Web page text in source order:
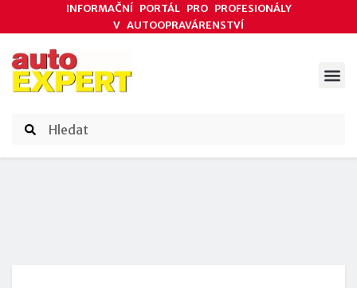
INFORMAČNÍ PORTÁL PRO PROFESIONÁLY
V AUTOOPRAVÁRENSTVÍ